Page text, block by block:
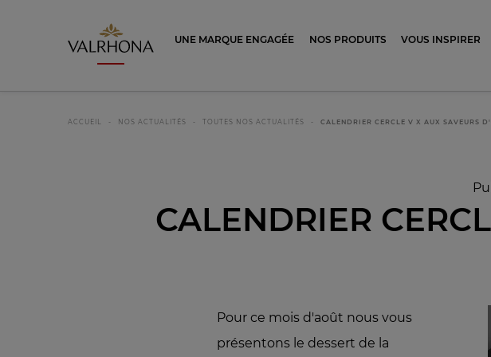
Valrhona - Imaginons le meilleur du chocolat
UNE MARQUE ENGAGÉE NOS PRODUITS VOUS INSPIRER
ACCUEIL NOS ACTUALITÉS TOUTES NOS ACTUALITÉS CALENDRIER CERCLE V X AUX SAVEURS
CALENDRIER
Pour ce mois d'août nous vous
présentons le dessert de la